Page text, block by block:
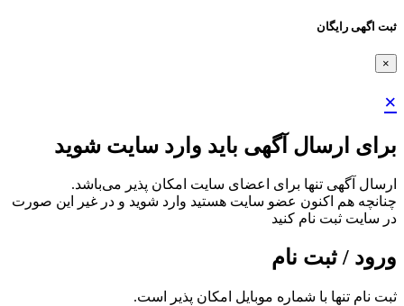
ثبت اگهی رایگان
×
×
برای ارسال آگهی باید وارد سایت شوید
ارسال آگهی تنها برای اعضای سایت امکان پذیر می‌باشد.
چنانچه هم‌ اکنون عضو سایت هستید وارد شوید و در غیر این صورت
در سایت ثبت نام کنید
ورود / ثبت نام
ثبت نام تنها با شماره موبایل امکان پذیر است.